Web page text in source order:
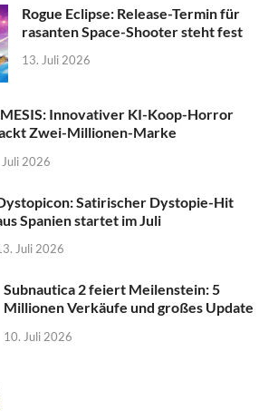
Rogue Eclipse: Release-Termin für
rasanten Space-Shooter steht fest
13. Juli 2026
Innovativer KI-Koop-Horror
Zwei-Millionen-Marke
Juli 2026
Satirischer Dystopie-Hit
Spanien startet im Juli
Juli 2026
Subnautica 2 feiert Meilenstein: 5
Millionen Verkäufe und großes Update
10. Juli 2026